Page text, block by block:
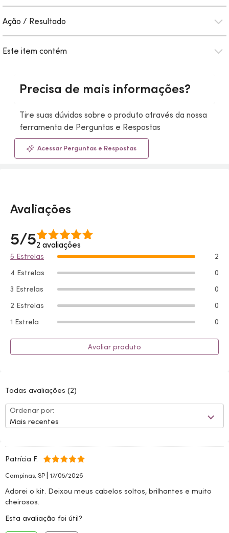
Ação / Resultado
Este item contém
Precisa de mais informações?
Tire suas dúvidas sobre o produto através da nossa
ferramenta de Perguntas e Respostas
Acessar Perguntas e Respostas
Avaliações
5/52 avaliações
5 Estrelas
2
4 Estrelas
0
3 Estrelas
0
2 Estrelas
0
1 Estrela
0
Avaliar produto
Todas avaliações (2)
Ordenar por:
Mais recentes
Patrícia F.
Campinas, SP | 17/05/2026
Adorei o kit. Deixou meus cabelos soltos, brilhantes e muito
cheirosos.
Esta avaliação foi útil?